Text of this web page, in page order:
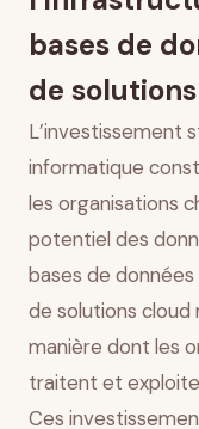
Intégration et
Conclusion
bases de
de
L’investissement
informatique
les organisations
potentiel des
bases de
de solutions
manière dont les
traitent et
Ces